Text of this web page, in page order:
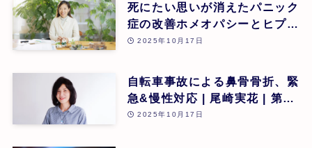
死にたい思いが消えたパニック
症の改善ホメオパシーとヒプノ
セラピー(催眠療法)の可能性 |
2025年10月17日
自転車事故による鼻骨骨折、緊
急&慢性対応 | 尾崎実花 | 第26
回2025年10月17日